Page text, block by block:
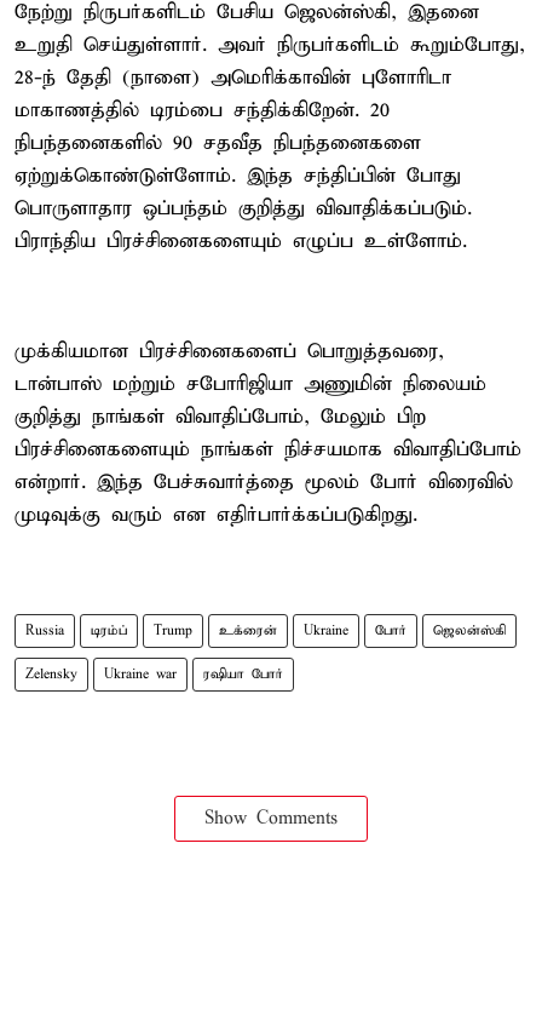
நேற்று நிருபர்களிடம் பேசிய ஜெலன்ஸ்கி, இதனை
உறுதி செய்துள்ளார். அவர் நிருபர்களிடம் கூறும்போது,
28-ந் தேதி (நாளை) அமெரிக்காவின் புளோரிடா
மாகாணத்தில் டிரம்பை சந்திக்கிறேன். 20
நிபந்தனைகளில் 90 சதவீத நிபந்தனைகளை
ஏற்றுக்கொண்டுள்ளோம். இந்த சந்திப்பின் போது
பொருளாதார ஒப்பந்தம் குறித்து விவாதிக்கப்படும்.
பிராந்திய பிரச்சினைகளையும் எழுப்ப உள்ளோம்.
முக்கியமான பிரச்சினைகளைப் பொறுத்தவரை,
டான்பாஸ் மற்றும் சபோரிஜியா அணுமின் நிலையம்
குறித்து நாங்கள் விவாதிப்போம், மேலும் பிற
பிரச்சினைகளையும் நாங்கள் நிச்சயமாக விவாதிப்போம்
என்றார். இந்த பேச்சுவார்த்தை மூலம் போர் விரைவில்
முடிவுக்கு வரும் என எதிர்பார்க்கப்படுகிறது.
Russia டிரம்ப் Trump உக்ரைன் Ukraine போர் ஜெலன்ஸ்கி
Zelensky Ukraine war ரஷியா போர்
Show Comments